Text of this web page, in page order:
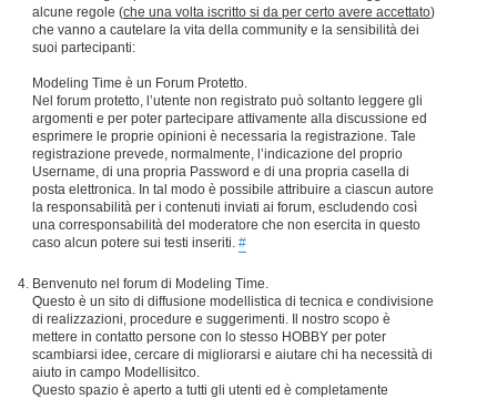
alcune regole (che una volta iscritto si da per certo avere accettato)
che vanno a cautelare la vita della community e la sensibilità dei
suoi partecipanti:
Modeling Time è un Forum Protetto.
Nel forum protetto, l’utente non registrato può soltanto leggere gli
argomenti e per poter partecipare attivamente alla discussione ed
esprimere le proprie opinioni è necessaria la registrazione. Tale
registrazione prevede, normalmente, l’indicazione del proprio
Username, di una propria Password e di una propria casella di
posta elettronica. In tal modo è possibile attribuire a ciascun autore
la responsabilità per i contenuti inviati ai forum, escludendo così
una corresponsabilità del moderatore che non esercita in questo
caso alcun potere sui testi inseriti. #
Benvenuto nel forum di Modeling Time.
Questo è un sito di diffusione modellistica di tecnica e condivisione
di realizzazioni, procedure e suggerimenti. Il nostro scopo è
mettere in contatto persone con lo stesso HOBBY per poter
scambiarsi idee, cercare di migliorarsi e aiutare chi ha necessità di
aiuto in campo Modellisitco.
Questo spazio è aperto a tutti gli utenti ed è completamente